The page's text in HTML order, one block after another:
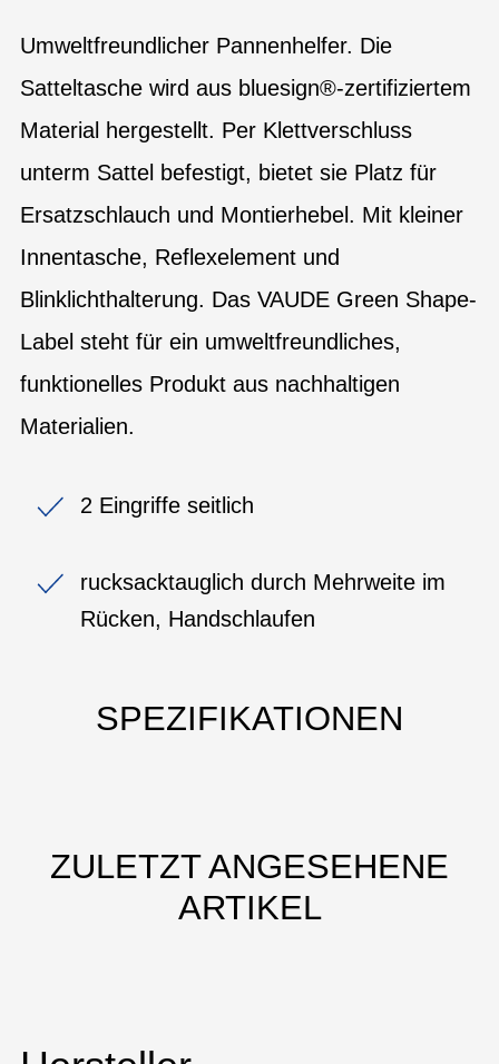
Umweltfreundlicher Pannenhelfer. Die
Satteltasche wird aus bluesign®-zertifiziertem
Material hergestellt. Per Klettverschluss
unterm Sattel befestigt, bietet sie Platz für
Ersatzschlauch und Montierhebel. Mit kleiner
Innentasche, Reflexelement und
Blinklichthalterung. Das VAUDE Green Shape-
Label steht für ein umweltfreundliches,
funktionelles Produkt aus nachhaltigen
Materialien.
2 Eingriffe seitlich
rucksacktauglich durch Mehrweite im
Rücken, Handschlaufen
SPEZIFIKATIONEN
ZULETZT ANGESEHENE
ARTIKEL